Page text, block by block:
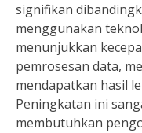
signifikan
menggunakan
menunjukkan
pemrosesan data,
mendapatkan hasil
Peningkatan ini
membutuhkan